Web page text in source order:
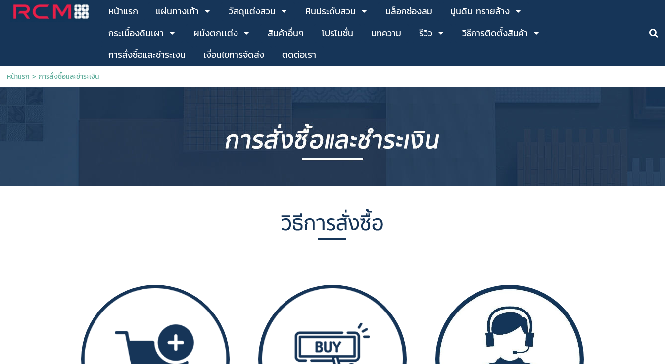
หน้าแรก แผ่นทางเท้า วัสดุแต่งสวน หินประดับสวน บล็อกช่องลม
ปูนดิบ ทรายล้าง
กระเบื้องดินเผา
ผนังตกเเต่ง สินค้าอื่นๆ โปรโมชั่น บทความ รีวิว
วิธีการติดตั้งสินค้า
การสั่งซื้อและชำระเงิน
เงื่อนไขการจัดส่ง ติดต่อเรา
หน้าแรก > การสั่งซื้อและชำระเงิน